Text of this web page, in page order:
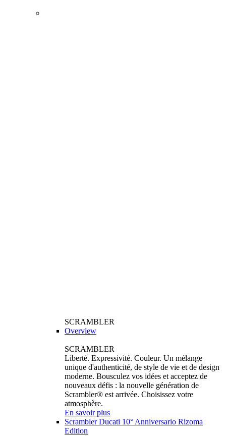
SCRAMBLER
Overview
SCRAMBLER
Liberté. Expressivité. Couleur. Un mélange
unique d'authenticité, de style de vie et de design
moderne. Bousculez vos idées et acceptez de
nouveaux défis : la nouvelle génération de
Scrambler® est arrivée. Choisissez votre
atmosphère.
En savoir plus
Scrambler Ducati 10° Anniversario Rizoma
Edition